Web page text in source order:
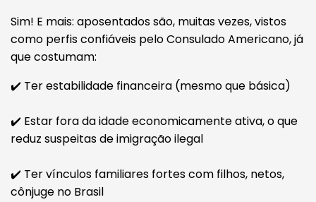
Sim! E mais: aposentados são, muitas vezes, vistos
como perfis confiáveis pelo Consulado Americano, já
que costumam:
✔️ Ter estabilidade financeira (mesmo que básica)
✔️ Estar fora da idade economicamente ativa, o que
reduz suspeitas de imigração ilegal
✔️ Ter vínculos familiares fortes com filhos, netos,
cônjuge no Brasil